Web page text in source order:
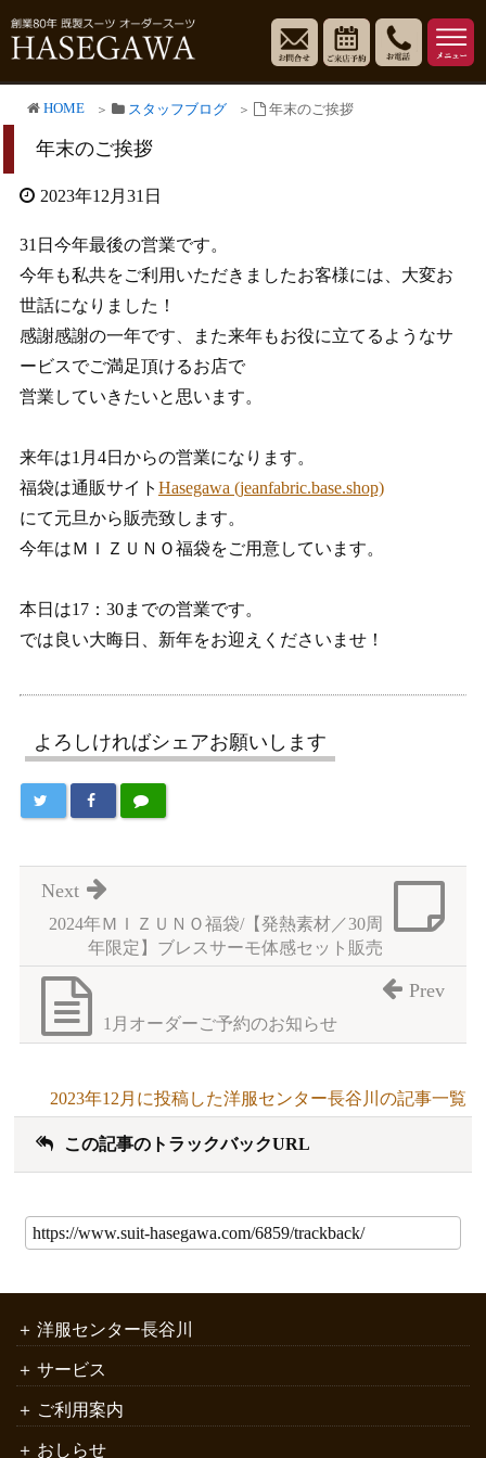
HOME スタッフブログ 年末のご挨拶
年末のご挨拶
2023年12月31日
31日今年最後の営業です。
今年も私共をご利用いただきましたお客様には、大変お
世話になりました！
感謝感謝の一年です、また来年もお役に立てるようなサ
ービスでご満足頂けるお店で
営業していきたいと思います。
来年は1月4日からの営業になります。
福袋は通販サイト Hasegawa (jeanfabric.base.shop)
にて元旦から販売致します。
今年はＭＩＺＵＮＯ福袋をご用意しています。
本日は17：30までの営業です。
では良い大晦日、新年をお迎えくださいませ！
よろしければシェアお願いします
2024年ＭＩＺＵＮＯ福袋/【発熱素材／30周
年限定】ブレスサーモ体感セット販売
Next
1月オーダーご予約のお知らせ
Prev
2023年12月に投稿した洋服センター長谷川の記事一覧
この記事のトラックバックURL
洋服センター長谷川
サービス
ご利用案内
おしらせ